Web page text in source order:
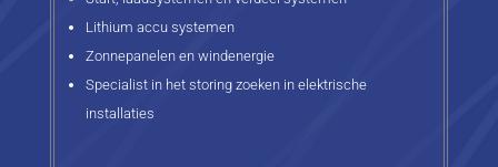
Lithium accu systemen
Zonnepanelen en windenergie
Specialist in het storing zoeken in elektrische
installaties